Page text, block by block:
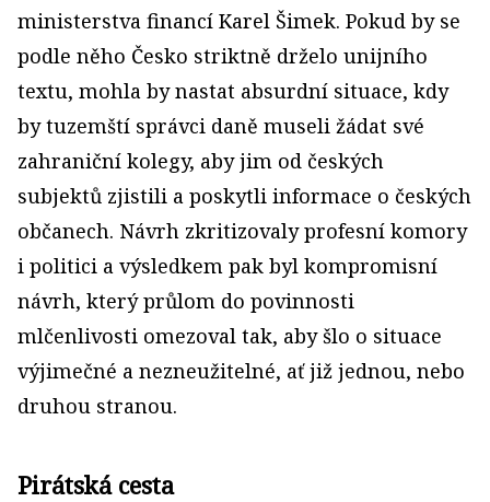
ministerstva financí Karel Šimek. Pokud by se
podle něho Česko striktně drželo unijního
textu, mohla by nastat absurdní situace, kdy
by tuzemští správci daně museli žádat své
zahraniční kolegy, aby jim od českých
subjektů zjistili a poskytli informace o českých
občanech. Návrh zkritizovaly profesní komory
i politici a výsledkem pak byl kompromisní
návrh, který průlom do povinnosti
mlčenlivosti omezoval tak, aby šlo o situace
výjimečné a nezneužitelné, ať již jednou, nebo
druhou stranou.
Pirátská cesta